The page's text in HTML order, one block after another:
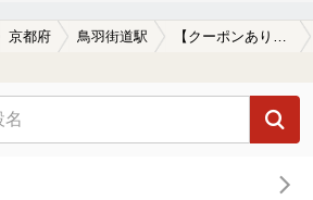
京都府 鳥羽街道駅 【クーポンあり】単純温泉が楽しめる鳥羽街道駅近くの温泉、日帰り温泉、スーパー銭湯おすすめ